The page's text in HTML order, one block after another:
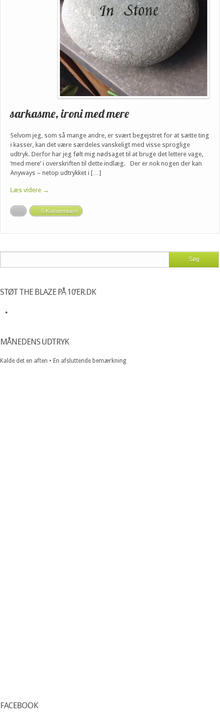
sarkasme, ironi med mere
Selvom jeg, som så mange andre, er svært begejstret for at sætte ting
i kasser, kan det være særdeles vanskeligt med visse sproglige
udtryk. Derfor har jeg følt mig nødsaget til at bruge det lettere vage,
‘med mere’ i overskriften til dette indlæg. Der er nok nogen der kan
Anyways – netop udtrykket i […]
Læs videre →
0 Kommentarer
STØT THE BLAZE PÅ 10’ER.DK
MÅNEDENS UDTRYK
Kalde det en aften • En afsluttende bemærkning
FACEBOOK